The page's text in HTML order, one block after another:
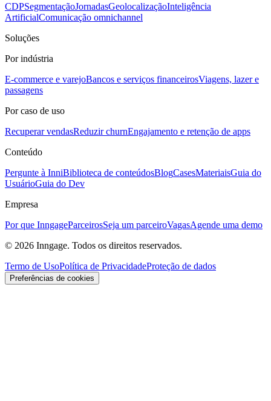
CDPSegmentaçãoJornadasGeolocalizaçãoInteligência
ArtificialComunicação omnichannel
Soluções
Por indústria
E-commerce e varejoBancos e serviços financeirosViagens, lazer e
passagens
Por caso de uso
Recuperar vendasReduzir churnEngajamento e retenção de apps
Conteúdo
Pergunte à InniBiblioteca de conteúdosBlogCasesMateriaisGuia do
UsuárioGuia do Dev
Empresa
Por que InngageParceirosSeja um parceiroVagasAgende uma demo
© 2026 Inngage. Todos os direitos reservados.
Termo de UsoPolítica de PrivacidadeProteção de dados
Preferências de cookies